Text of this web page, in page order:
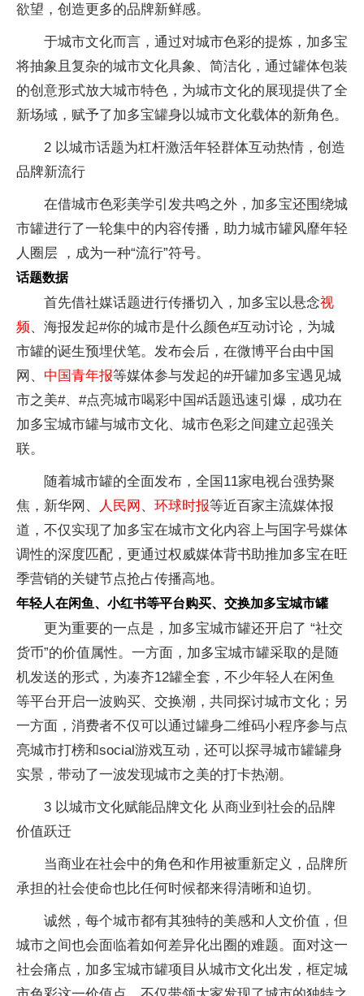
欲望，创造更多的品牌新鲜感。
于城市文化而言，通过对城市色彩的提炼，加多宝
将抽象且复杂的城市文化具象、简洁化，通过罐体包装
的创意形式放大城市特色，为城市文化的展现提供了全
新场域，赋予了加多宝罐身以城市文化载体的新角色。
2 以城市话题为杠杆激活年轻群体互动热情，创造
品牌新流行
在借城市色彩美学引发共鸣之外，加多宝还围绕城
市罐进行了一轮集中的内容传播，助力城市罐风靡年轻
人圈层 ，成为一种“流行”符号。
话题数据
首先借社媒话题进行传播切入，加多宝以悬念视
频、海报发起#你的城市是什么颜色#互动讨论，为城
市罐的诞生预埋伏笔。发布会后，在微博平台由中国
网、 中国青年报等媒体参与发起的#开罐加多宝遇见城
市之美#、#点亮城市喝彩中国#话题迅速引爆，成功在
加多宝城市罐与城市文化、城市色彩之间建立起强关
联。
随着城市罐的全面发布，全国11家电视台强势聚
焦，新华网、
人民网 、 环球时报等近百家主流媒体报
道，不仅实现了加多宝在城市文化内容上与国字号媒体
调性的深度匹配，更通过权威媒体背书助推加多宝在旺
季营销的关键节点抢占传播高地。
年轻人在闲鱼、小红书等平台购买、交换加多宝城市罐
更为重要的一点是，加多宝城市罐还开启了 “社交
货币”的价值属性。一方面，加多宝城市罐采取的是随
机发送的形式，为凑齐12罐全套，不少年轻人在闲鱼
等平台开启一波购买、交换潮，共同探讨城市文化；另
一方面，消费者不仅可以通过罐身二维码小程序参与点
亮城市打榜和social游戏互动，还可以探寻城市罐罐身
实景，带动了一波发现城市之美的打卡热潮。
3 以城市文化赋能品牌文化 从商业到社会的品牌
价值跃迁
当商业在社会中的角色和作用被重新定义，品牌所
承担的社会使命也比任何时候都来得清晰和迫切。
诚然，每个城市都有其独特的美感和人文价值，但
城市之间也会面临着如何差异化出圈的难题。面对这一
社会痛点，加多宝城市罐项目从城市文化出发，框定城